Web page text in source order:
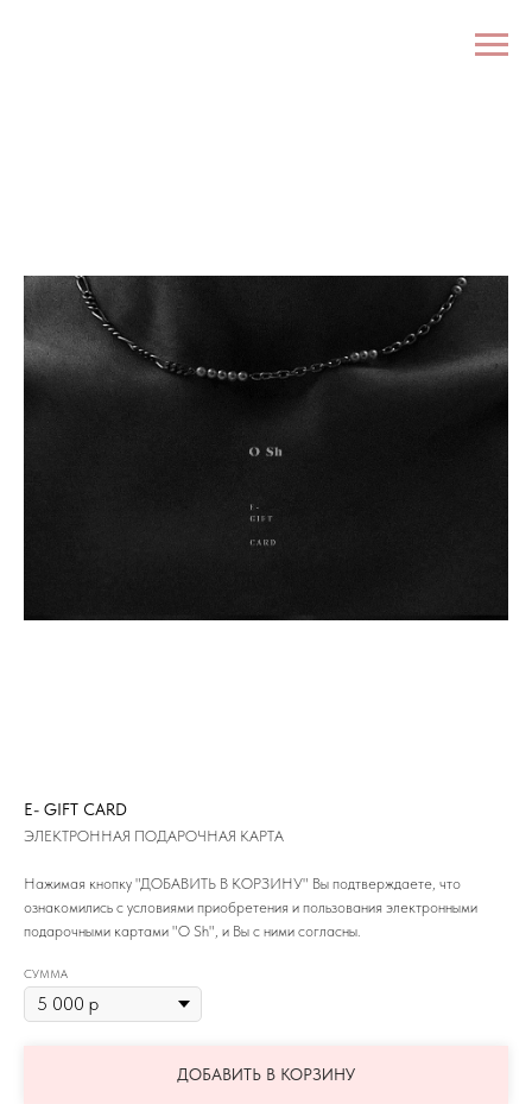
E- GIFT CARD
ЭЛЕКТРОННАЯ ПОДАРОЧНАЯ КАРТА
Нажимая кнопку "ДОБАВИТЬ В КОРЗИНУ" Вы подтверждаете, что
ознакомились с условиями приобретения и пользования электронными
подарочными картами "O Sh", и Вы с ними согласны.
СУММА
ДОБАВИТЬ В КОРЗИНУ